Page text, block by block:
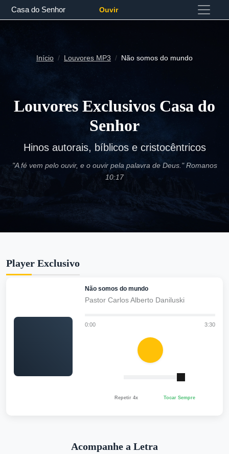
Casa do Senhor Ouvir
Início Louvores MP3 Não somos do mundo
Louvores Exclusivos Casa do
Senhor
Hinos autorais, bíblicos e cristocêntricos
"A fé vem pelo ouvir, e o ouvir pela palavra de Deus." Romanos
10:17
Player Exclusivo
Não somos do mundo
Pastor Carlos Alberto Daniluski
0:00 3:30
Repetir 4x Tocar Sempre
Acompanhe a Letra